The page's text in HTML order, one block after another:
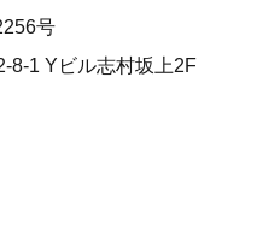
号
8-1 Yビル志村坂上2F